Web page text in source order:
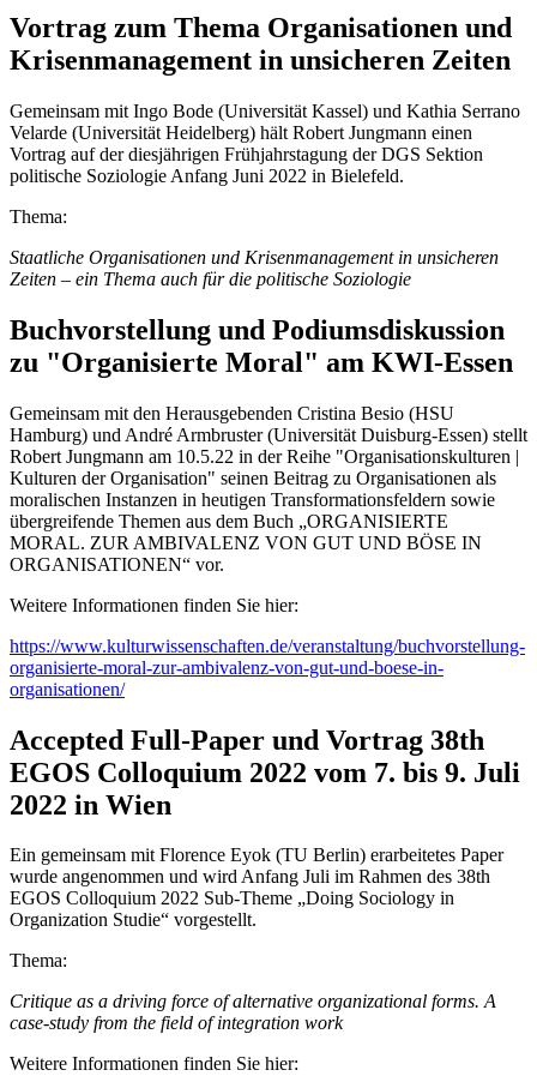
Vortrag zum Thema Organisationen und
Krisenmanagement in unsicheren Zeiten
Gemeinsam mit Ingo Bode (Universität Kassel) und Kathia Serrano
Velarde (Universität Heidelberg) hält Robert Jungmann einen
Vortrag auf der diesjährigen Frühjahrstagung der DGS Sektion
politische Soziologie Anfang Juni 2022 in Bielefeld.
Thema:
Staatliche Organisationen und Krisenmanagement in unsicheren
Zeiten – ein Thema auch für die politische Soziologie
Buchvorstellung und Podiumsdiskussion
zu "Organisierte Moral" am KWI-Essen
Gemeinsam mit den Herausgebenden Cristina Besio (HSU
Hamburg) und André Armbruster (Universität Duisburg-Essen) stellt
Robert Jungmann am 10.5.22 in der Reihe "Organisationskulturen |
Kulturen der Organisation" seinen Beitrag zu Organisationen als
moralischen Instanzen in heutigen Transformationsfeldern sowie
übergreifende Themen aus dem Buch „ORGANISIERTE
MORAL. ZUR AMBIVALENZ VON GUT UND BÖSE IN
ORGANISATIONEN“ vor.
Weitere Informationen finden Sie hier:
https://www.kulturwissenschaften.de/veranstaltung/buchvorstellung-
organisierte-moral-zur-ambivalenz-von-gut-und-boese-in-
organisationen/
Accepted Full-Paper und Vortrag 38th
EGOS Colloquium 2022 vom 7. bis 9. Juli
2022 in Wien
Ein gemeinsam mit Florence Eyok (TU Berlin) erarbeitetes Paper
wurde angenommen und wird Anfang Juli im Rahmen des 38th
EGOS Colloquium 2022 Sub-Theme „Doing Sociology in
Organization Studie“ vorgestellt.
Thema:
Critique as a driving force of alternative organizational forms. A
case-study from the field of integration work
Weitere Informationen finden Sie hier: